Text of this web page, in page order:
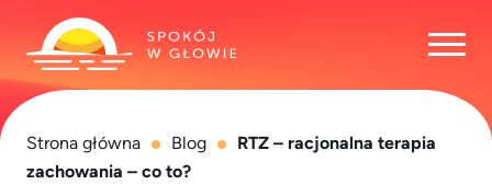
Strona główna Blog
RTZ – racjonalna terapia
zachowania – co to?